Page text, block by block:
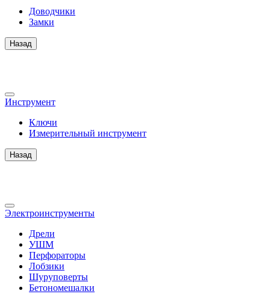
Доводчики
Замки
Назад
Инструмент
Ключи
Измерительный инструмент
Назад
Электроинструменты
Дрели
УШМ
Перфораторы
Лобзики
Шуруповерты
Бетономешалки